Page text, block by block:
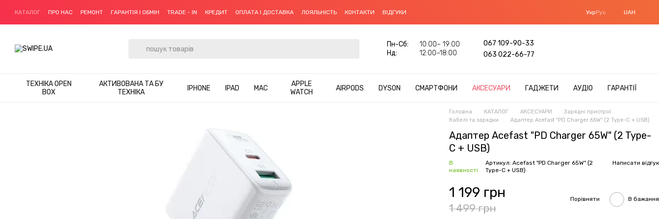
КАТАЛОГ ПРО НАС РЕМОНТ ГАРАНТІЯ І ОБМІН TRADE - IN КРЕДИТ ОПЛАТА І ДОСТАВКА ЛОЯЛЬНІСТЬ КОНТАКТИ ВІДГУКИ УкрРус UAH
Пн-Cб:
10:00– 19:00
Нд:
12:00–18:00
067 109-90-33
063 022-66-77
ТЕХНІКА OPEN
BOX
АКТИВОВАНА ТА БУ
ТЕХНІКА
IPHONE IPAD MAC
APPLE
WATCH
AIRPODS DYSON СМАРТФОНИ АКСЕСУАРИ ГАДЖЕТИ АУДІО ГАРАНТІЇ
Головна КАТАЛОГ АКСЕСУАРИ
Зарядні пристрої
Кабелі та зарядки
Адаптер Acefast "PD Charger 65W" (2 Type-C + USB)
Адаптер Acefast "PD Charger 65W" (2 Type-
C + USB)
В
наявності
Артикул: Acefast "PD Charger 65W" (2
Type-C + USB)
Написати відгук
1 199 грн
1 499 грн
Порівняти В бажання